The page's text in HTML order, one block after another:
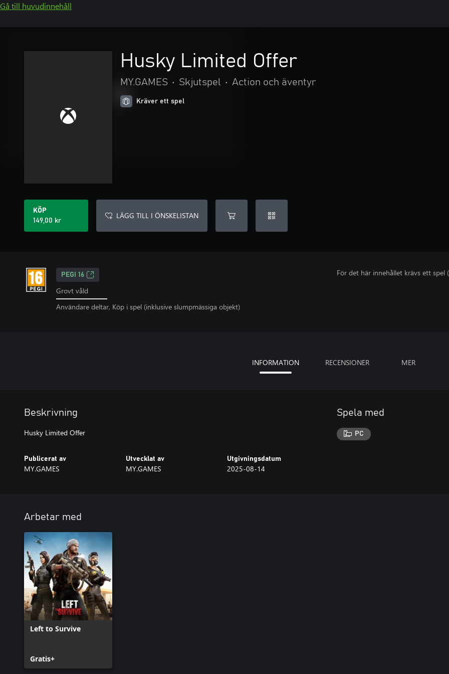
Gå till huvudinnehåll
Husky Limited Offer
MY.GAMES • Skjutspel • Action och äventyr
Kräver ett spel
KÖP
149,00 kr
LÄGG TILL I ÖNSKELISTAN
PEGI 16
Grovt våld
Användare deltar, Köp i spel (inklusive slumpmässiga objekt)
För det här innehållet krävs ett spel
INFORMATION RECENSIONER MER
Beskrivning
Husky Limited Offer
Publicerat av
MY.GAMES
Utvecklat av
MY.GAMES
Utgivningsdatum
2025-08-14
Spela med
PC
Arbetar med
Left to Survive
Gratis+